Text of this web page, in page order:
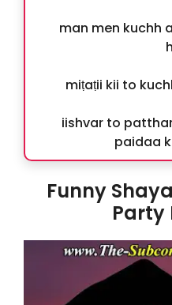
man men kuchh
miṭaṭii kii to
iishvar to
paidaa
Funny
Party